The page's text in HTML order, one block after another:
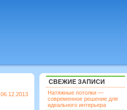
06.12.2013
СВЕЖИЕ ЗАПИСИ
Натяжные потолки —
современное решение для
идеального интерьера